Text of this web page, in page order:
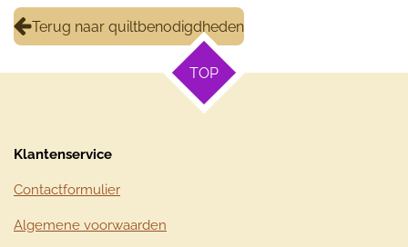
Terug naar quiltbenodigdheden
TOP
Klantenservice
Contactformulier
Algemene voorwaarden